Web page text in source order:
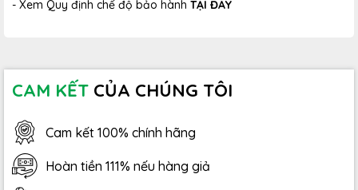
- Xem Quy định chế độ bảo hành TẠI ĐÂY
CAM KẾT CỦA CHÚNG TÔI
Cam kết 100% chính hãng
Hoàn tiền 111% nếu hàng giả